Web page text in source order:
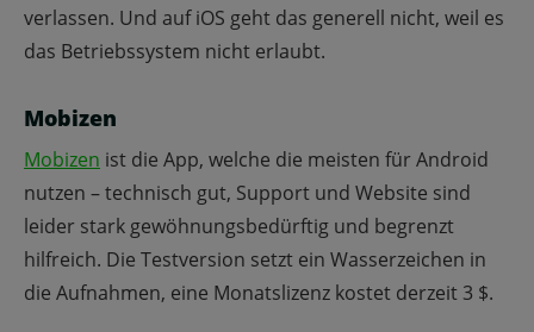
verlassen. Und auf iOS geht das generell nicht, weil es
das Betriebssystem nicht erlaubt.
Mobizen
Mobizen ist die App, welche die meisten für Android
nutzen – technisch gut, Support und Website sind
leider stark gewöhnungsbedürftig und begrenzt
hilfreich. Die Testversion setzt ein Wasserzeichen in
die Aufnahmen, eine Monatslizenz kostet derzeit 3 $.